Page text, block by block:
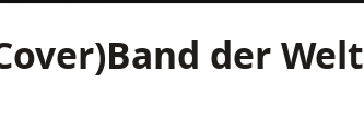
der Welt